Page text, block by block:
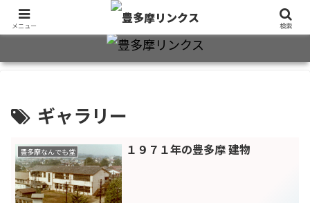
旧制十三中・都立豊多摩高卒業生2万7千人のための同窓会公式サイト
ギャラリー
豊多摩なんでも堂 １９７１年の豊多摩 建物
メニュー 検索